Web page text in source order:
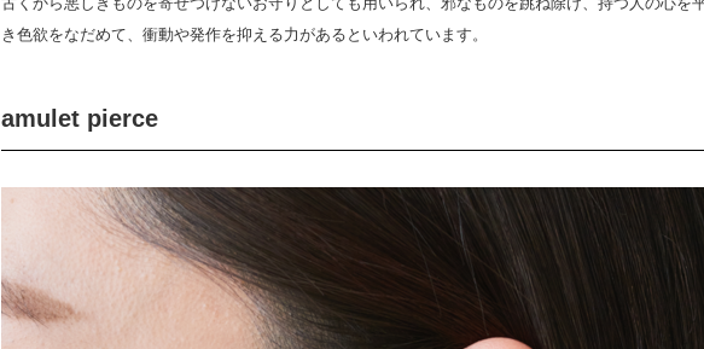
き色欲をなだめて、衝動や発作を抑える力があるといわれています。
amulet pierce